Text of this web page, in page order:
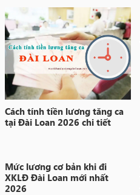
Cách tính tiền lương tăng ca
tại Đài Loan 2026 chi tiết
Mức lương cơ bản khi đi
XKLĐ Đài Loan mới nhất
2026